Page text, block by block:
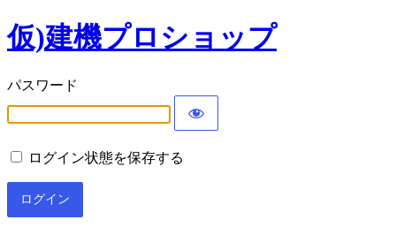
仮)建機プロショップ
パスワード
ログイン状態を保存する